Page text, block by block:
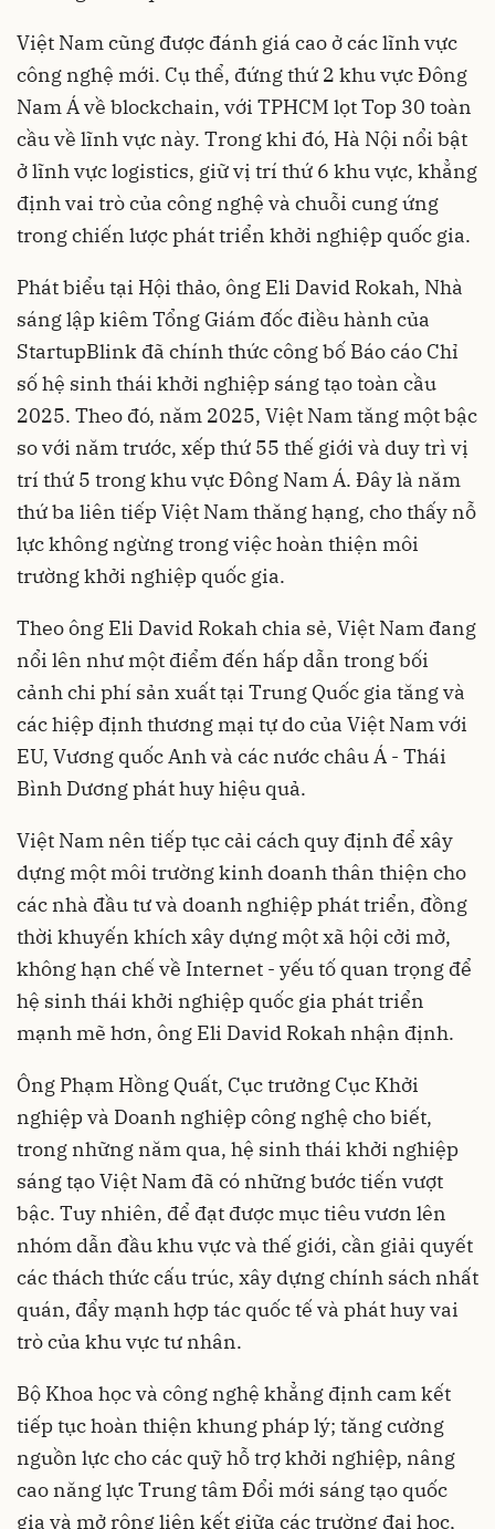
Việt Nam cũng được đánh giá cao ở các lĩnh vực
công nghệ mới. Cụ thể, đứng thứ 2 khu vực Đông
Nam Á về blockchain, với TPHCM lọt Top 30 toàn
cầu về lĩnh vực này. Trong khi đó, Hà Nội nổi bật
ở lĩnh vực logistics, giữ vị trí thứ 6 khu vực, khẳng
định vai trò của công nghệ và chuỗi cung ứng
trong chiến lược phát triển khởi nghiệp quốc gia.
Phát biểu tại Hội thảo, ông Eli David Rokah, Nhà
sáng lập kiêm Tổng Giám đốc điều hành của
StartupBlink đã chính thức công bố Báo cáo Chỉ
số hệ sinh thái khởi nghiệp sáng tạo toàn cầu
2025. Theo đó, năm 2025, Việt Nam tăng một bậc
so với năm trước, xếp thứ 55 thế giới và duy trì vị
trí thứ 5 trong khu vực Đông Nam Á. Đây là năm
thứ ba liên tiếp Việt Nam thăng hạng, cho thấy nỗ
lực không ngừng trong việc hoàn thiện môi
trường khởi nghiệp quốc gia.
Theo ông Eli David Rokah chia sẻ, Việt Nam đang
nổi lên như một điểm đến hấp dẫn trong bối
cảnh chi phí sản xuất tại Trung Quốc gia tăng và
các hiệp định thương mại tự do của Việt Nam với
EU, Vương quốc Anh và các nước châu Á - Thái
Bình Dương phát huy hiệu quả.
Việt Nam nên tiếp tục cải cách quy định để xây
dựng một môi trường kinh doanh thân thiện cho
các nhà đầu tư và doanh nghiệp phát triển, đồng
thời khuyến khích xây dựng một xã hội cởi mở,
không hạn chế về Internet - yếu tố quan trọng để
hệ sinh thái khởi nghiệp quốc gia phát triển
mạnh mẽ hơn, ông Eli David Rokah nhận định.
Ông Phạm Hồng Quất, Cục trưởng Cục Khởi
nghiệp và Doanh nghiệp công nghệ cho biết,
trong những năm qua, hệ sinh thái khởi nghiệp
sáng tạo Việt Nam đã có những bước tiến vượt
bậc. Tuy nhiên, để đạt được mục tiêu vươn lên
nhóm dẫn đầu khu vực và thế giới, cần giải quyết
các thách thức cấu trúc, xây dựng chính sách nhất
quán, đẩy mạnh hợp tác quốc tế và phát huy vai
trò của khu vực tư nhân.
Bộ Khoa học và công nghệ khẳng định cam kết
tiếp tục hoàn thiện khung pháp lý; tăng cường
nguồn lực cho các quỹ hỗ trợ khởi nghiệp, nâng
cao năng lực Trung tâm Đổi mới sáng tạo quốc
gia và mở rộng liên kết giữa các trường đại học,